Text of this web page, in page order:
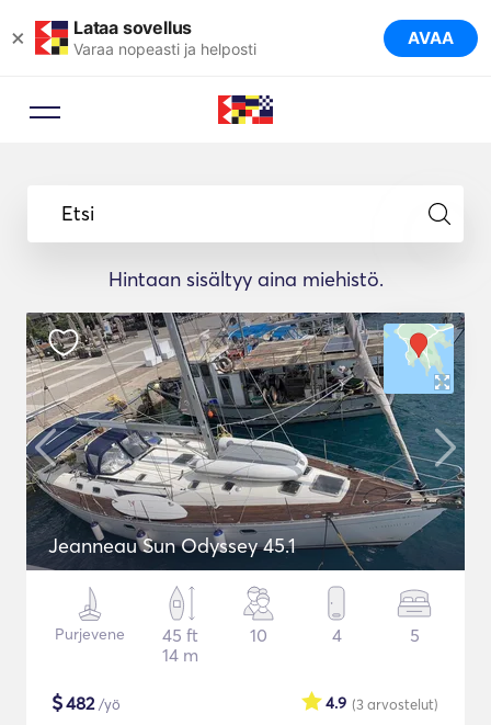
× Lataa sovellus
Varaa nopeasti ja helposti AVAA
Etsi
Hintaan sisältyy aina miehistö.
Jeanneau Sun Odyssey 45.1
Purjevene
45 ft
14 m
10 4 5
$482/yö (3arvostelut)
4.9